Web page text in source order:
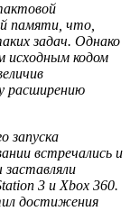
памяти, что,
задач. Однако
исходным кодом
расширению
запуска
встречались и
3 и Xbox 360.
достижения